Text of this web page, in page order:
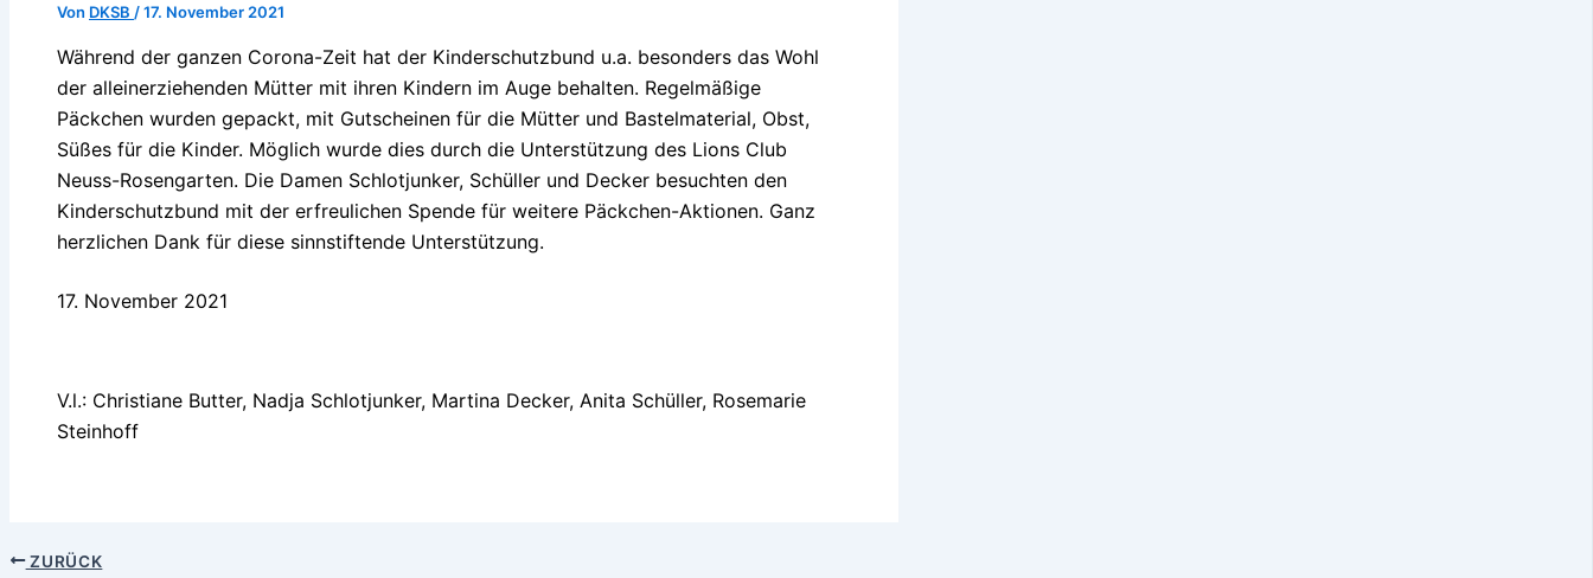
Von DKSB /17. November 2021
Während der ganzen Corona-Zeit hat der Kinderschutzbund u.a. besonders das Wohl
der alleinerziehenden Mütter mit ihren Kindern im Auge behalten. Regelmäßige
Päckchen wurden gepackt, mit Gutscheinen für die Mütter und Bastelmaterial, Obst,
Süßes für die Kinder. Möglich wurde dies durch die Unterstützung des Lions Club
Neuss-Rosengarten. Die Damen Schlotjunker, Schüller und Decker besuchten den
Kinderschutzbund mit der erfreulichen Spende für weitere Päckchen-Aktionen. Ganz
herzlichen Dank für diese sinnstiftende Unterstützung.
17. November 2021
V.l.: Christiane Butter, Nadja Schlotjunker, Martina Decker, Anita Schüller, Rosemarie
Steinhoff
ZURÜCK